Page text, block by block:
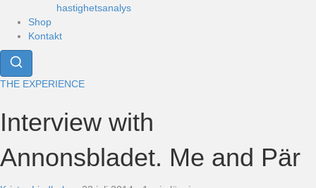
hastighetsanalys
Shop
Kontakt
THE EXPERIENCE
Interview with
Annonsbladet. Me and Pär